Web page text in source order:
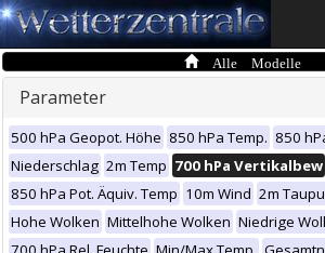
Alle Modelle
Parameter
500 hPa Geopot. Höhe 850 hPa Temp. 850
Niederschlag 2m Temp 700 hPa Vertikalbew
850 hPa Pot. Äquiv. Temp 10m Wind 2m
Hohe Wolken Mittelhohe Wolken Niedrige